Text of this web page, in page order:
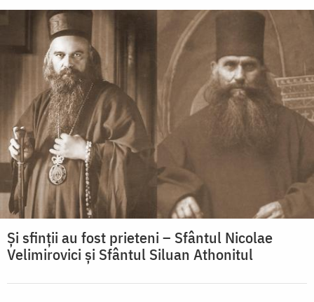
Și sfinții au fost prieteni – Sfântul Nicolae
Velimirovici şi Sfântul Siluan Athonitul